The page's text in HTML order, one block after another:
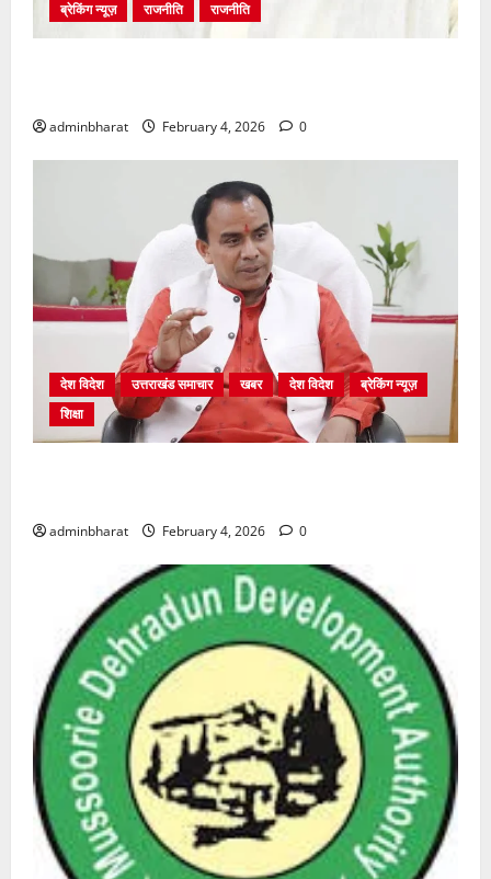
ब्रेकिंग न्यूज़
राजनीति राजनीति
adminbharat February 4, 2026 0
देश विदेश उत्तराखंड समाचार खबर देश विदेश
ब्रेकिंग न्यूज़
शिक्षा
adminbharat February 4, 2026 0